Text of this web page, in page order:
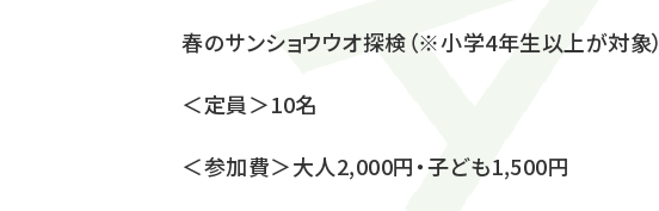
春のサンショウウオ探検（※小学4年生以上が対象）
＜定員＞10名
＜参加費＞大人2,000円・子ども1,500円